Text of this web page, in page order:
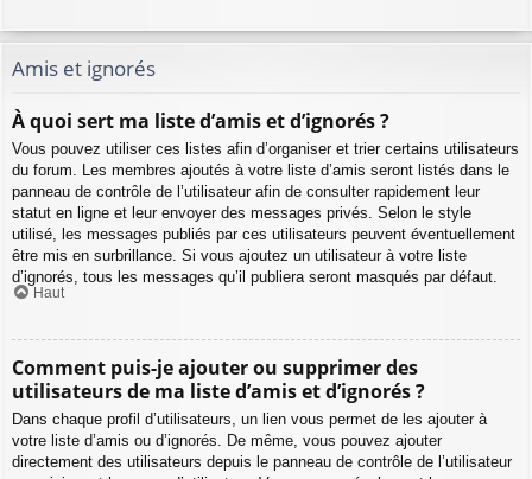
Amis et ignorés
À quoi sert ma liste d’amis et d’ignorés ?
Vous pouvez utiliser ces listes afin d’organiser et trier certains utilisateurs
du forum. Les membres ajoutés à votre liste d’amis seront listés dans le
panneau de contrôle de l’utilisateur afin de consulter rapidement leur
statut en ligne et leur envoyer des messages privés. Selon le style
utilisé, les messages publiés par ces utilisateurs peuvent éventuellement
être mis en surbrillance. Si vous ajoutez un utilisateur à votre liste
d’ignorés, tous les messages qu’il publiera seront masqués par défaut.
Haut
Comment puis-je ajouter ou supprimer des
utilisateurs de ma liste d’amis et d’ignorés ?
Dans chaque profil d’utilisateurs, un lien vous permet de les ajouter à
votre liste d’amis ou d’ignorés. De même, vous pouvez ajouter
directement des utilisateurs depuis le panneau de contrôle de l’utilisateur